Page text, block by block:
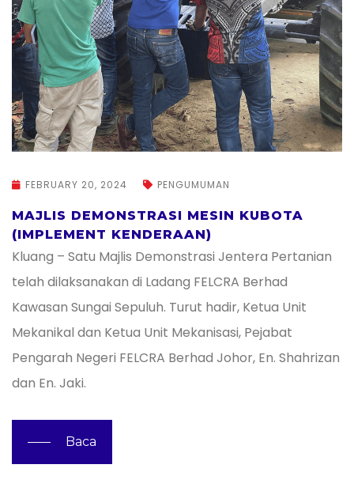
FEBRUARY 20, 2024 PENGUMUMAN
MAJLIS DEMONSTRASI MESIN KUBOTA
(IMPLEMENT KENDERAAN)
Kluang – Satu Majlis Demonstrasi Jentera Pertanian
telah dilaksanakan di Ladang FELCRA Berhad
Kawasan Sungai Sepuluh. Turut hadir, Ketua Unit
Mekanikal dan Ketua Unit Mekanisasi, Pejabat
Pengarah Negeri FELCRA Berhad Johor, En. Shahrizan
dan En. Jaki.
Baca